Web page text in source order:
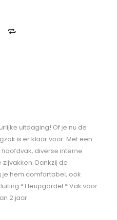
uitdaging! Of je nu de
is er klaar voor. Met een
diverse interne
Dankzij de
hem comfortabel, ook
* Heupgordel * Vak voor
2 jaar